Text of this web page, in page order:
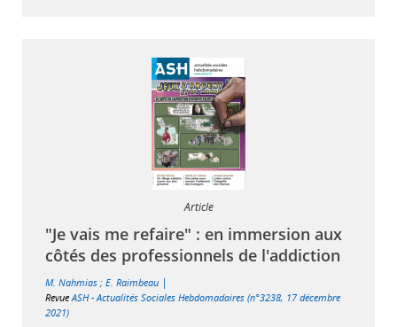
Article
"Je vais me refaire" : en immersion aux
côtés des professionnels de l'addiction
M. Nahmias ; E. Raimbeau |
Revue ASH - Actualités Sociales Hebdomadaires (n°3238, 17 décembre
2021)